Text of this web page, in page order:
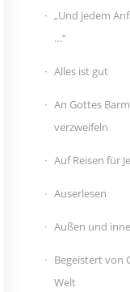
„Und jedem
…“
Alles ist gut
An Gottes
verzweifeln
Auf Reisen für
Auserlesen
Außen und
Begeistert von
Welt